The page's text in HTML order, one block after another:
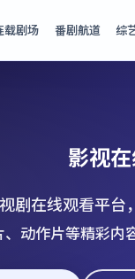
载剧场 番剧航道 综
影视
剧在线观看平台
动作片等精彩内